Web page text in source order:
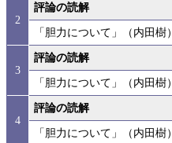
2
評論の読解
「胆力について」（内田樹）
3
評論の読解
「胆力について」（内田樹）
4
評論の読解
「胆力について」（内田樹）